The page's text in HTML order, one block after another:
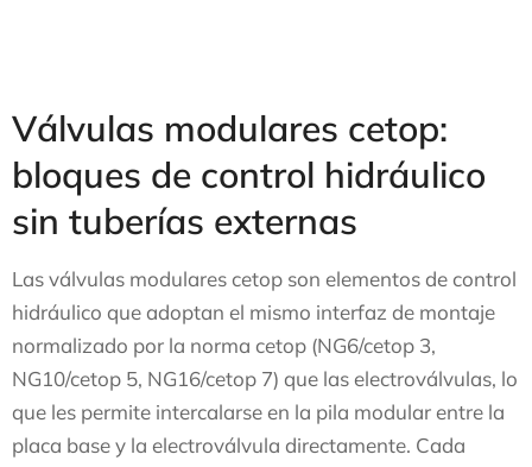
Válvulas modulares cetop:
bloques de control hidráulico
sin tuberías externas
Las válvulas modulares cetop son elementos de control
hidráulico que adoptan el mismo interfaz de montaje
normalizado por la norma cetop (NG6/cetop 3,
NG10/cetop 5, NG16/cetop 7) que las electroválvulas, lo
que les permite intercalarse en la pila modular entre la
placa base y la electroválvula directamente. Cada